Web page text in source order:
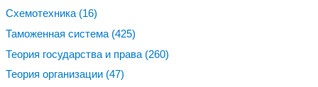
Схемотехника (16)
Таможенная система (425)
Теория государства и права (260)
Теория организации (47)